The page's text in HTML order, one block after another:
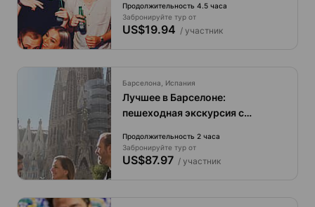
Продолжительность 4.5 часа
Забронируйте тур от
US$19.94 / участник
Барселона, Испания
Лучшее в Барселоне:
пешеходная экскурсия с
Саграда Фамилия в малых
группах.
Продолжительность 2 часа
Забронируйте тур от
US$87.97/ участник